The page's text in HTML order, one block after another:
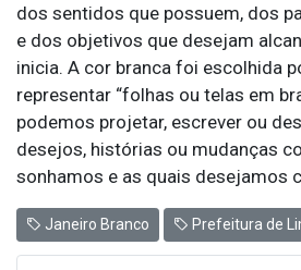
dos sentidos que possuem, dos
e dos objetivos que desejam
inicia. A cor branca foi escolhida
representar “folhas ou telas em
podemos projetar, escrever ou
desejos, histórias ou mudanças
sonhamos e as quais desejamos
Janeiro Branco Prefeitura de